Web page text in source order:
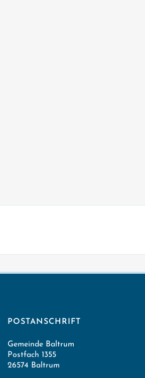
POSTANSCHRIFT
Gemeinde Baltrum
Postfach 1355
26574 Baltrum